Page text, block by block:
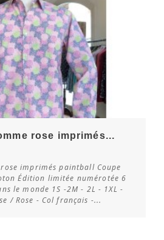
la disponibilité
rose imprimés...
imprimés paintball Coupe
Édition limitée numérotée 6
le monde 1S -2M - 2L - 1XL -
/ Rose - Col français -...